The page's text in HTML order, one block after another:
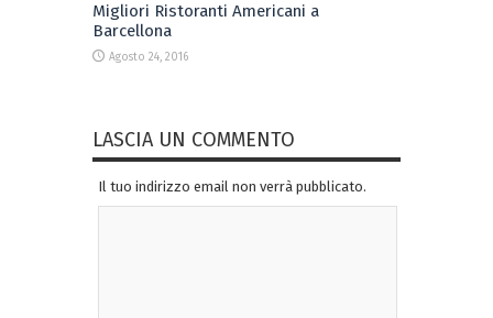
Migliori Ristoranti Americani a
Barcellona
Agosto 24, 2016
LASCIA UN COMMENTO
Il tuo indirizzo email non verrà pubblicato.